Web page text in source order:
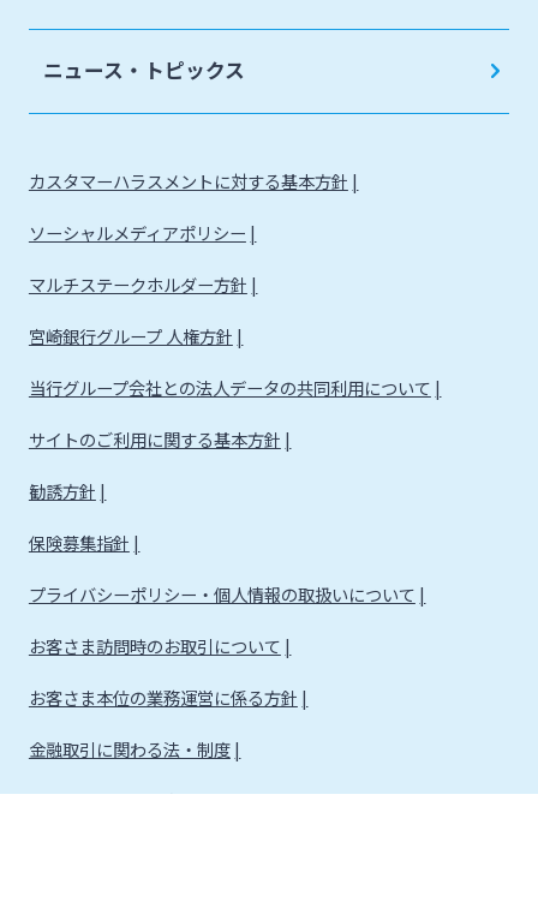
ニュース・トピックス
カスタマーハラスメントに対する基本方針
ソーシャルメディアポリシー
マルチステークホルダー方針
宮崎銀行グループ 人権方針
当行グループ会社との法人データの共同利用について
サイトのご利用に関する基本方針
勧誘方針
保険募集指針
プライバシーポリシー・個人情報の取扱いについて
お客さま訪問時のお取引について
お客さま本位の業務運営に係る方針
金融取引に関わる法・制度
金融取引に関わる方針